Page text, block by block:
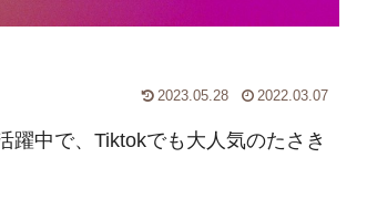
2023.05.28 2022.03.07
躍中で、Tiktokでも大人気のたさき